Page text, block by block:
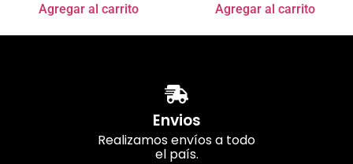
Agregar al carrito Agregar al carrito
Envios
Realizamos envíos a todo
el país.